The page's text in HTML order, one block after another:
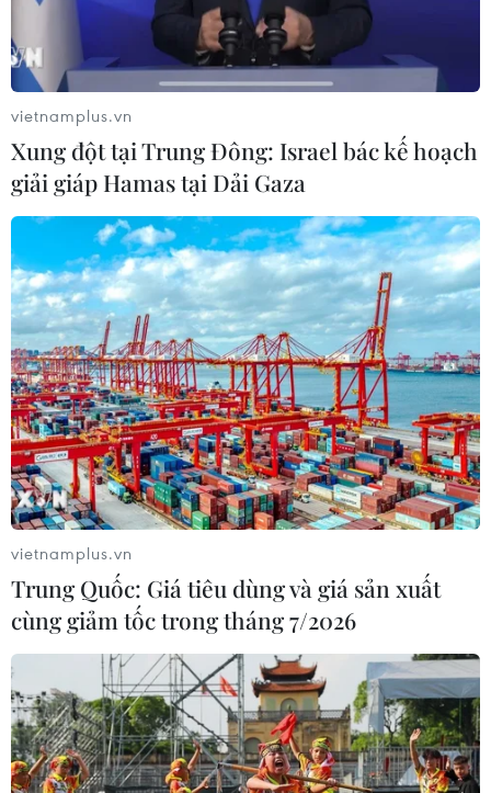
Cảnh báo việc giả danh cán bộ Học viện
An ninh và BHXH để lừa đảo
16/04/2024 23:35
"Đánh" vào tâm lý những người từng bị lừa đảo, các đối
tượng dựa trên hình ảnh của Học viện An ninh nhân
dân để gây dựng niềm tin, thông báo hỗ trợ các nạn
nhân nhận lại tiền bị lừa.
vietnamplus.vn
Xung đột tại Trung Đông: Israel bác kế hoạch
giải giáp Hamas tại Dải Gaza
vietnamplus.vn
Trung Quốc: Giá tiêu dùng và giá sản xuất
cùng giảm tốc trong tháng 7/2026